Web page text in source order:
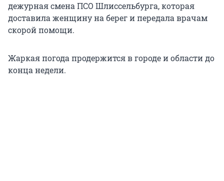
дежурная смена ПСО Шлиссельбурга, которая
доставила женщину на берег и передала врачам
скорой помощи.
Жаркая погода продержится в городе и области до
конца недели.